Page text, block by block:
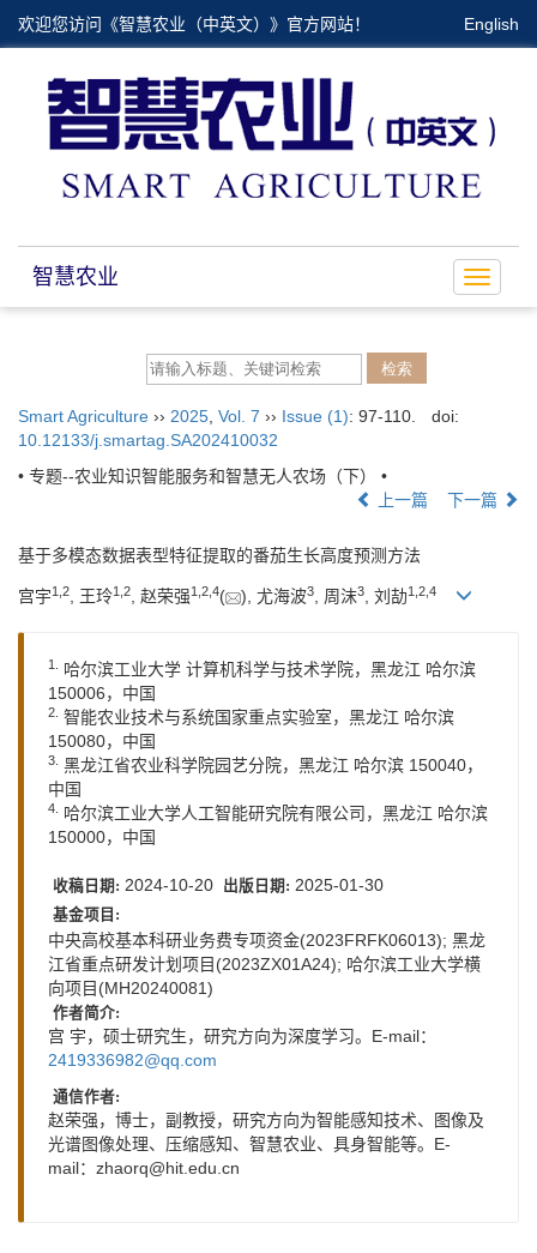
欢迎您访问《智慧农业（中英文）》官方网站！ English
Toggle
智慧农业
Smart Agriculture ›› 2025 Vol. 7 ›› Issue (1): 97-110.
doi:
10.12133/j.smartag.SA202410032
• 专题--农业知识智能服务和智慧无人农场（下） •
上一篇
下一篇
基于多模态数据表型特征提取的番茄生长高度预测方法
宫宇1 2, 王玲1 2, 赵荣强1 2 4( ), 尤海波3, 周沫3, 刘劼1 2 4
1.
哈尔滨工业大学 计算机科学与技术学院，黑龙江 哈尔滨
150006，中国
2. 智能农业技术与系统国家重点实验室，黑龙江 哈尔滨
150080，中国
3. 黑龙江省农业科学院园艺分院，黑龙江 哈尔滨 150040，
中国
4.
哈尔滨工业大学人工智能研究院有限公司，黑龙江 哈尔滨
150000，中国
收稿日期: 2024-10-20 出版日期: 2025-01-30
基金项目:
中央高校基本科研业务费专项资金(2023FRFK06013); 黑龙
江省重点研发计划项目(2023ZX01A24); 哈尔滨工业大学横
向项目(MH20240081)
作者简介:
宫 宇，硕士研究生，研究方向为深度学习。E-mail：
2419336982@qq.com
通信作者:
赵荣强，博士，副教授，研究方向为智能感知技术、图像及
光谱图像处理、压缩感知、智慧农业、具身智能等。E-
mail： zhaorq@hit.edu.cn